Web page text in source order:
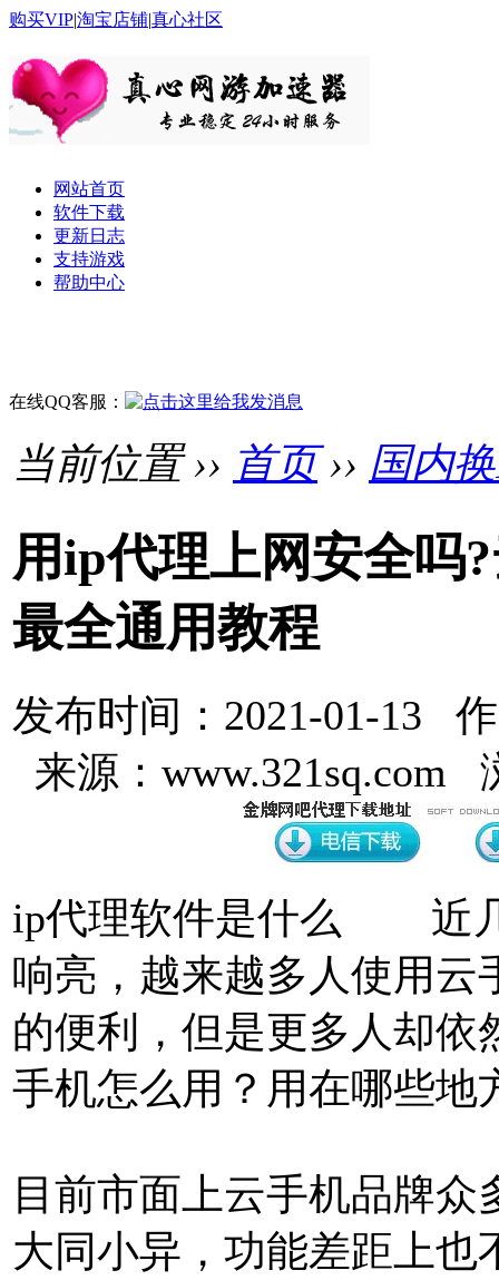
购买VIP|淘宝店铺|真心社区
网站首页
软件下载
更新日志
支持游戏
帮助中心
在线QQ客服：
当前位置 ›› 首页›› 国内
用ip代理上网安全吗
最全通用教程
发布时间：2021-01-13
来源：www.321sq.com
ip代理软件是什么 近几
响亮，越来越多人使用云
的便利，但是更多人却依
手机怎么用？用在哪些地
目前市面上云手机品牌
大同小异，功能差距上也